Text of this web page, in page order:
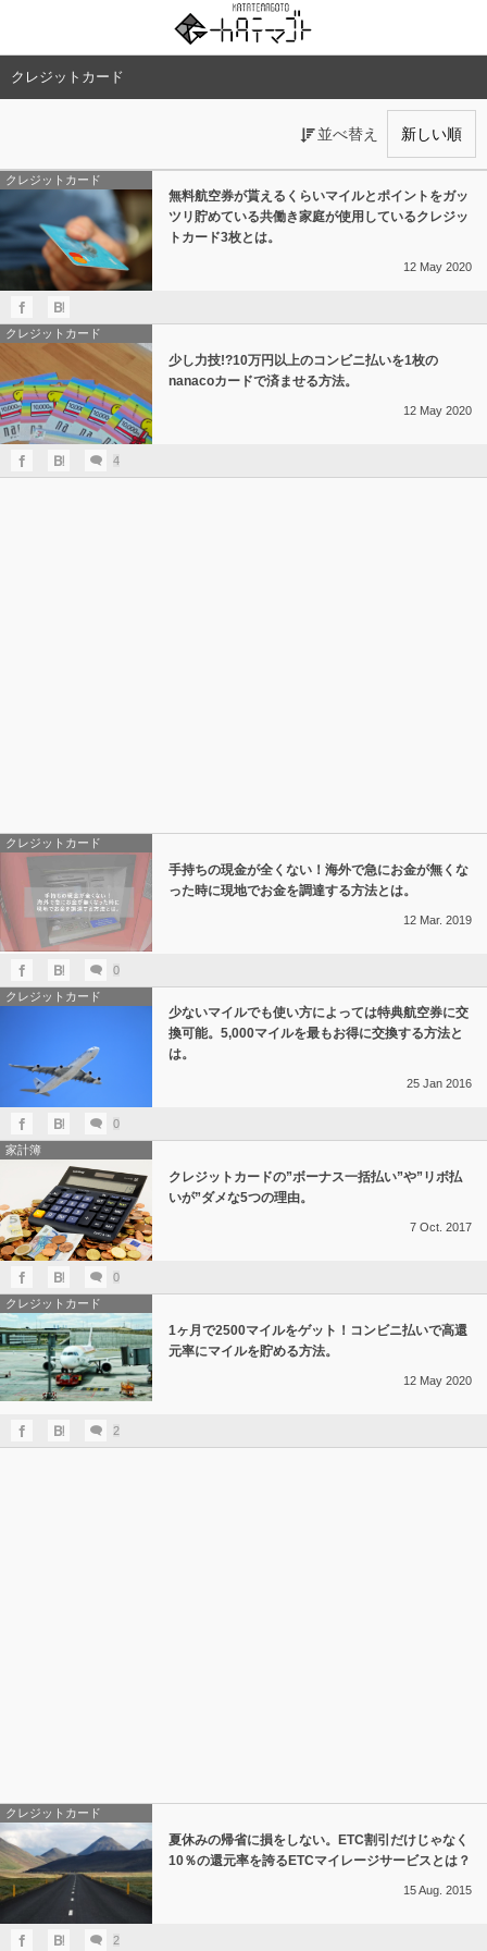
クレジットカード
並べ替え
クレジットカード
無料航空券が貰えるくらいマイルとポイントをガッ
ツリ貯めている共働き家庭が使用しているクレジッ
トカード3枚とは。
12 May 2020
クレジットカード
少し力技!?10万円以上のコンビニ払いを1枚の
nanacoカードで済ませる方法。
12 May 2020
4
クレジットカード
手持ちの現金が全くない！海外で急にお金が無くな
った時に現地でお金を調達する方法とは。
12 Mar. 2019
0
クレジットカード
少ないマイルでも使い方によっては特典航空券に交
換可能。5,000マイルを最もお得に交換する方法と
は。
25 Jan 2016
0
家計簿
クレジットカードの”ボーナス一括払い”や”リボ払
いが”ダメな5つの理由。
7 Oct. 2017
0
クレジットカード
1ヶ月で2500マイルをゲット！コンビニ払いで高還
元率にマイルを貯める方法。
12 May 2020
2
クレジットカード
夏休みの帰省に損をしない。ETC割引だけじゃなく
10％の還元率を誇るETCマイレージサービスとは？
15Aug. 2015
2